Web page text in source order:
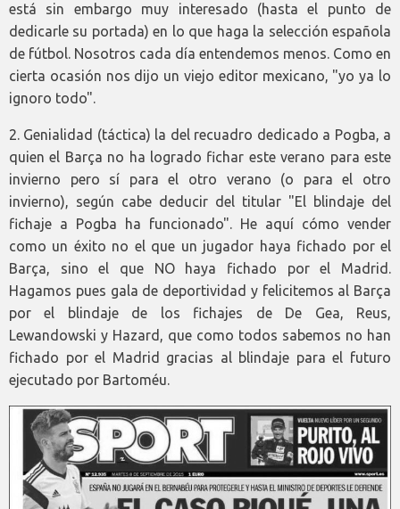
está sin embargo muy interesado (hasta el punto de
dedicarle su portada) en lo que haga la selección española
de fútbol. Nosotros cada día entendemos menos. Como en
cierta ocasión nos dijo un viejo editor mexicano, "yo ya lo
ignoro todo".
2. Genialidad (táctica) la del recuadro dedicado a Pogba, a
quien el Barça no ha logrado fichar este verano para este
invierno pero sí para el otro verano (o para el otro
invierno), según cabe deducir del titular "El blindaje del
fichaje a Pogba ha funcionado". He aquí cómo vender
como un éxito no el que un jugador haya fichado por el
Barça, sino el que NO haya fichado por el Madrid.
Hagamos pues gala de deportividad y felicitemos al Barça
por el blindaje de los fichajes de De Gea, Reus,
Lewandowski y Hazard, que como todos sabemos no han
fichado por el Madrid gracias al blindaje para el futuro
ejecutado por Bartoméu.